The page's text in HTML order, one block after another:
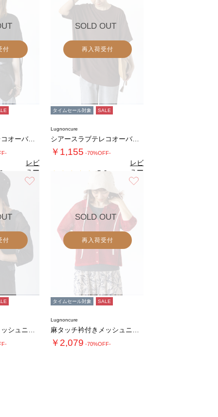
付
シアースラブテレコオーバートップス
（1）
レビ
ュー
を見
る
SOLD OUT
再入荷受付
タイムセール対象 SALE
Lugnoncure
シアースラブテレコオーバートップス
￥1,155 -70%OFF-
5.0 （1）
レビ
ュー
を見
る
付
SOLD OUT
再入荷受付
タイムセール対象 SALE
Lugnoncure
￥2,079 -70%OFF-